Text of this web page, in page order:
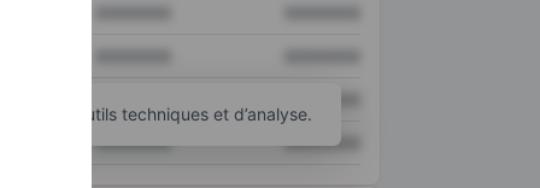
XXXXXXX XXXXXXX
d’autres outils techniques et d’analyse.